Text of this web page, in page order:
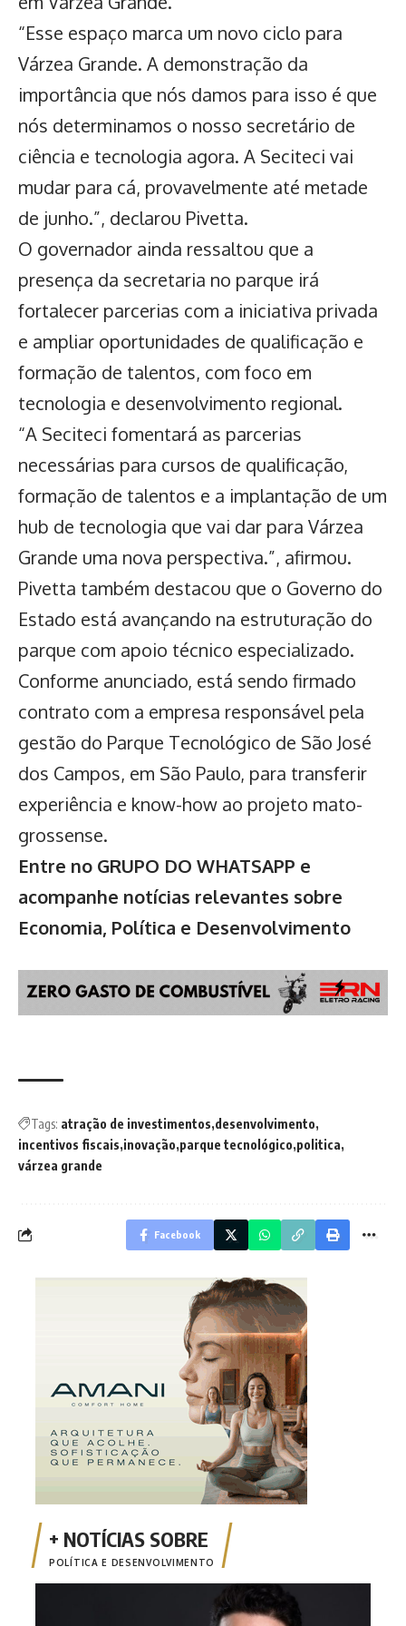
“Esse espaço marca um novo ciclo para
Várzea Grande. A demonstração da
importância que nós damos para isso é que
nós determinamos o nosso secretário de
ciência e tecnologia agora. A Seciteci vai
mudar para cá, provavelmente até metade
de junho.”, declarou Pivetta.
O governador ainda ressaltou que a
presença da secretaria no parque irá
fortalecer parcerias com a iniciativa privada
e ampliar oportunidades de qualificação e
formação de talentos, com foco em
tecnologia e desenvolvimento regional.
“A Seciteci fomentará as parcerias
necessárias para cursos de qualificação,
formação de talentos e a implantação de um
hub de tecnologia que vai dar para Várzea
Grande uma nova perspectiva.”, afirmou.
Pivetta também destacou que o Governo do
Estado está avançando na estruturação do
parque com apoio técnico especializado.
Conforme anunciado, está sendo firmado
contrato com a empresa responsável pela
gestão do Parque Tecnológico de São José
dos Campos, em São Paulo, para transferir
experiência e know-how ao projeto mato-
grossense.
Entre no GRUPO DO WHATSAPP e
acompanhe notícias relevantes sobre
Economia, Política e Desenvolvimento
Tags: atração de investimentos desenvolvimento
incentivos fiscais inovação parque tecnológico politica
várzea grande
Facebook
POLÍTICA E DESENVOLVIMENTO